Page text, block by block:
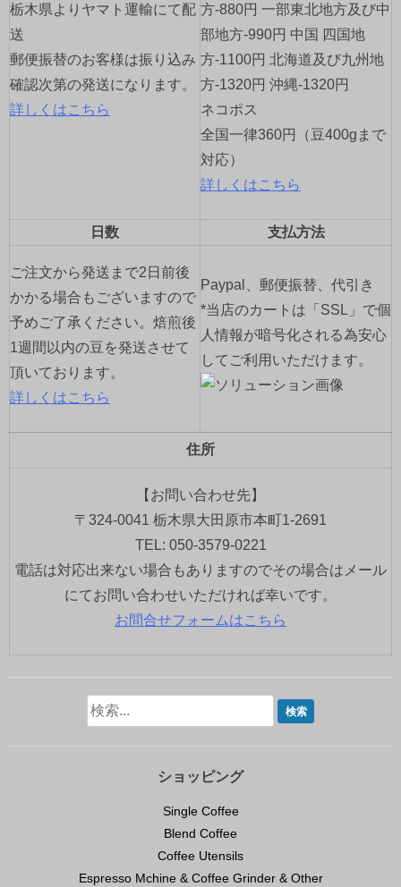
ン
栃木県よりヤマト運輸にて配
送
郵便振替のお客様は振り込み
確認次第の発送になります。
詳しくはこちら
方-880円 一部東北地方及び中
部地方-990円 中国 四国地
方-1100円 北海道及び九州地
方-1320円 沖縄-1320円
ネコポス
全国一律360円（豆400gまで
対応）
詳しくはこちら
日数 支払方法
ご注文から発送まで2日前後
かかる場合もございますので
予めご了承ください。焙煎後
1週間以内の豆を発送させて
頂いております。
詳しくはこちら
Paypal、郵便振替、代引き
*当店のカートは「SSL」で個
人情報が暗号化される為安心
してご利用いただけます。
住所
【お問い合わせ先】
〒324-0041 栃木県大田原市本町1-2691
TEL: 050-3579-0221
電話は対応出来ない場合もありますのでその場合はメール
にてお問い合わせいただければ幸いです。
お問合せフォームはこちら
ショッピング
Single Coffee
Blend Coffee
Coffee Utensils
Espresso Mchine & Coffee Grinder & Other